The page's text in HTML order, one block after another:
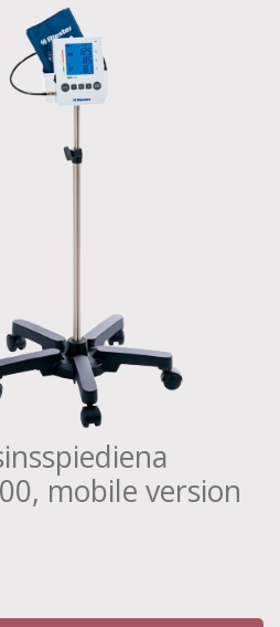
mobile version